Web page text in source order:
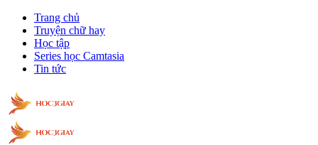
Trang chủ
Truyện chữ hay
Học tập
Series học Camtasia
Tin tức